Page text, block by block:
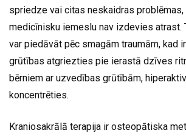
spriedze vai citas neskaidras problēmas,
medicīnisku iemeslu nav izdevies atrast.
var piedāvāt pēc smagām traumām, kad
grūtības atgriezties pie ierastā dzīves
bērniem ar uzvedības grūtībām,
koncentrēties.
Kraniosakrālā terapija ir osteopātiska